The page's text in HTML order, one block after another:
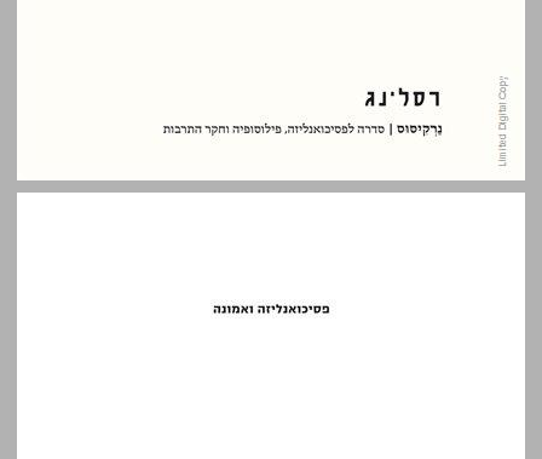
פסיכואנליזה ואמונה: בעקבות ביון, לאקאן ואייגן ... 0